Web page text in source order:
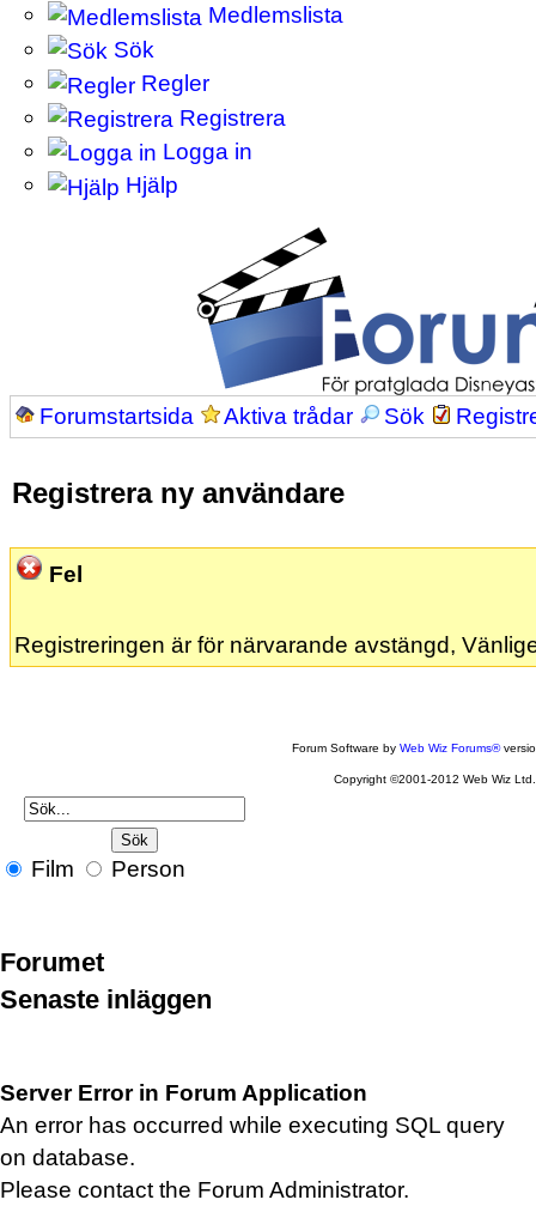
Medlemslista
Sök
Regler
Registrera
Logga in
Hjälp
Forumstartsida Aktiva trådar Sök
Registrera ny användare
Fel
Registreringen är för närvarande avstängd,
Forum Software byWeb Wiz Forums®
Copyright ©2001-2012 Web Wiz Ltd.
Film Person
Forumet
Senaste inläggen
Server Error in Forum Application
An error has occurred while executing SQL query
on database.
Please contact the Forum Administrator.